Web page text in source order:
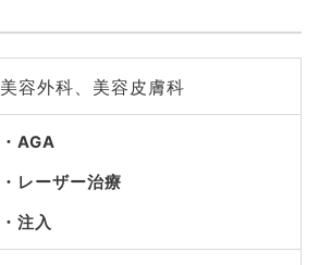
美容外科、美容皮膚科
AGA
レーザー治療
注入